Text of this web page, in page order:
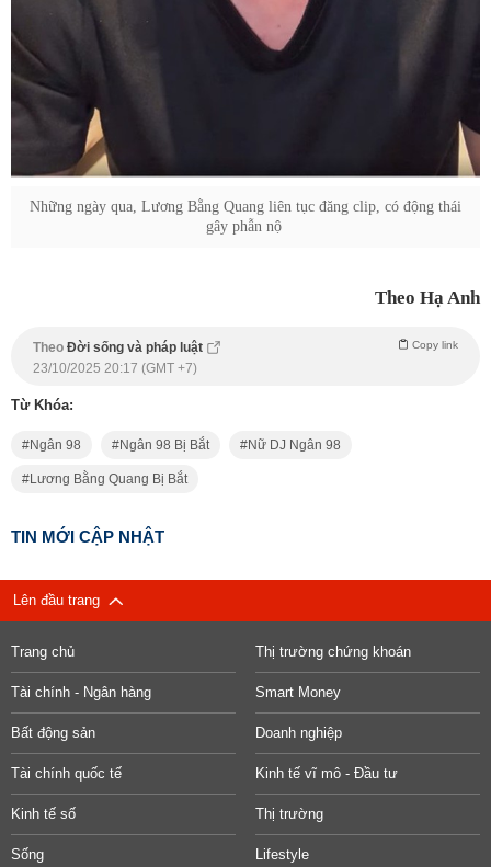
Những ngày qua, Lương Bằng Quang liên tục đăng clip, có động thái
gây phẫn nộ
Theo Hạ Anh
Theo Đời sống và pháp luật Copy link
23/10/2025 20:17 (GMT +7)
Từ Khóa:
Ngân 98 Ngân 98 Bị Bắt Nữ DJ Ngân 98
Lương Bằng Quang Bị Bắt
TIN MỚI CẬP NHẬT
Lên đầu trang
Trang chủ Thị trường chứng khoán
Tài chính - Ngân hàng Smart Money
Bất động sản Doanh nghiệp
Tài chính quốc tế Kinh tế vĩ mô - Đầu tư
Kinh tế số Thị trường
Sống Lifestyle